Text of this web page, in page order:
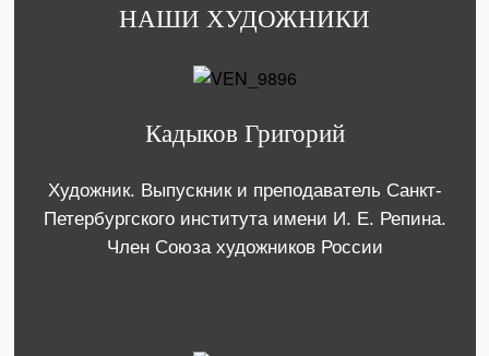
НАШИ ХУДОЖНИКИ
Кадыков Григорий
Художник. Выпускник и преподаватель Санкт-
Петербургского института имени И. Е. Репина.
Член Союза художников России